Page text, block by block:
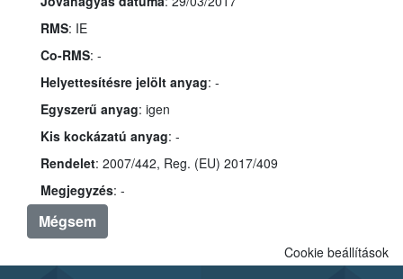
RMS: IE
Co-RMS: -
Helyettesítésre jelölt anyag: -
Egyszerű anyag: igen
Kis kockázatú anyag: -
Rendelet: 2007/442, Reg. (EU) 2017/409
Megjegyzés: -
Mégsem
Cookie beállítások